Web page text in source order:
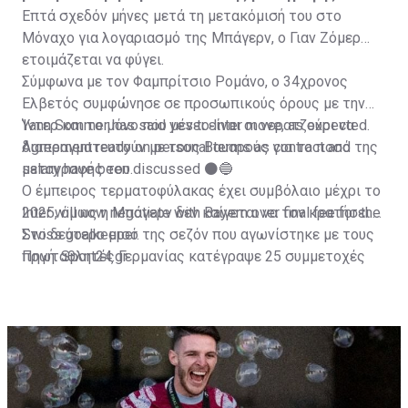
Επτά σχεδόν μήνες μετά τη μετακόμισή του στο
Μόναχο για λογαριασμό της Μπάγερν, ο Γιαν Ζόμερ
ετοιμάζεται να φύγει.
Σύμφωνα με τον Φαμπρίτσιο Ρομάνο, ο 34χρονος
Ελβετός συμφώνησε σε προσωπικούς όρους με την
Ίντερ και το μόνο που μένει είναι οι νερατζούρι να
διαπραγματευτούν με τους Βαυαρούς για το ποσό της
μεταγραφής του.
Yann Sommer has said yes to Inter move, as expected.
Agreement ready on personal terms as contract and
salary have been discussed ⚫️🔵
Inter will now negotiate with Bayern over final fee for the
Swiss goalkeeper.
— Fabrizio Romano (@FabrizioRomano)July 15, 2023
Ο έμπειρος τερματοφύλακας έχει συμβόλαιο μέχρι το
2025, όμως η Μπάγερν δεν καίγεται να τον κρατήσει.
Στο δεύτερο μισό της σεζόν που αγωνίστηκε με τους
πρωταθλητές Γερμανίας κατέγραψε 25 συμμετοχές
Πηγή: Sport24.gr